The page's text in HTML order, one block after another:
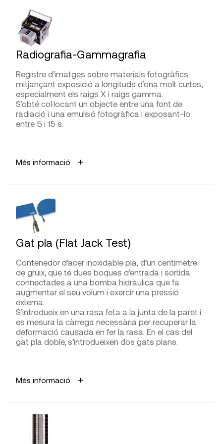
Presa de mesures
Interpretació de la lectura
FABRICANTS
AlphaDur,PCE Instruments, Screening Eagle,
Sylvatest Trio
DISTRIBUÏDORS
AVANTATGES
Alta resolució.
Processa una gran quantitat de dades.
Adquirir l’extens conjunt de dades requereix un
considerable esforç.
DIFICULTAT D’UTILITZACIÓ
Interpretació de la lectura
FABRICANTS
Fakopp, Treesonic
DISTRIBUÏDORS
Servei tècnic:Geoinstruments International,
Ismes
Radiografia-Gammagrafia
Registre d’imatges sobre materials fotogràfics
mitjançant exposició a longituds d’ona molt curtes,
especialment els raigs X i raigs gamma.
S’obté col·locant un objecte entre una font de
radiació i una emulsió fotogràfica i exposant-lo
entre 5 i 15 s.
Detectar lesions interiors dels elements
Permet inspeccionar estructures situades sota
superfícies decoratives o ornamentals amb valor
patrimonial que no es poden alterar.
Cal mesures de protecció importants per la
radiació.
DIFICULTAT D’UTILITZACIÓ
Presa de mesures
FABRICANTS
Acoma, Falcon, GE, Xcan
DISTRIBUÏDORS
Llogsa
Més informació
Gat pla (Flat Jack Test)
Contenedor d’acer inoxidable pla, d’un centímetre
de gruix, que té dues boques d’entrada i sortida
connectades a una bomba hidràulica que fa
augmentar el seu volum i exercir una pressió
externa.
S’introdueix en una rasa feta a la junta de la paret i
es mesura la càrrega necessària per recuperar la
deformació causada en fer la rasa. En el cas del
gat pla doble, s’introdueixen dos gats plans.
Mesurar la tensió de treball d’una zona
Determinar el mòdul elàstic de la paret (gat pla
AVANTATGES
Més informació